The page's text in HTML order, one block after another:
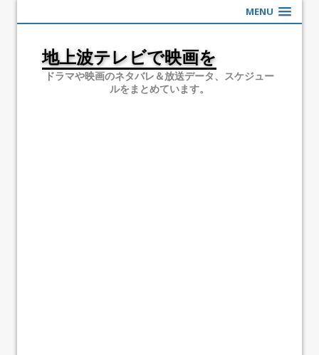
MENU
地上波テレビで映画を
ドラマや映画のネタバレ＆放送データ、スケジュー
ルをまとめています。